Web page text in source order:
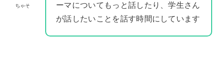
ちゃそ
ーマについてもっと話したり、学生さん
が話したいことを話す時間にしています